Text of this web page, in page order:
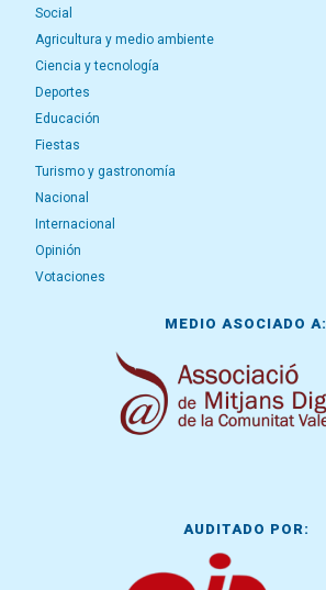
Social
Agricultura y medio ambiente
Ciencia y tecnología
Deportes
Educación
Fiestas
Turismo y gastronomía
Nacional
Internacional
Opinión
Votaciones
MEDIO ASOCIADO A:
AUDITADO POR: